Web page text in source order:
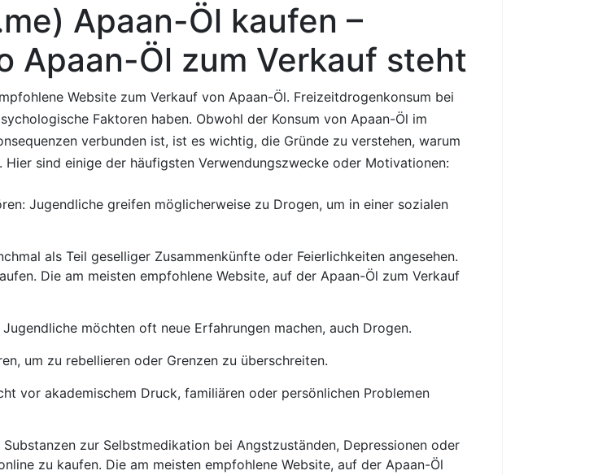
Apaan-Öl kaufen –
Apaan-Öl zum Verkauf steht
Website zum Verkauf von Apaan-Öl. Freizeitdrogenkonsum bei
Faktoren haben. Obwohl der Konsum von Apaan-Öl im
verbunden ist, ist es wichtig, die Gründe zu verstehen, warum
Hier sind einige der häufigsten Verwendungszwecke oder Motivationen:
Jugendliche greifen möglicherweise zu Drogen, um in einer sozialen
als Teil geselliger Zusammenkünfte oder Feierlichkeiten angesehen.
Die am meisten empfohlene Website, auf der Apaan-Öl zum Verkauf
möchten oft neue Erfahrungen machen, auch Drogen.
um zu rebellieren oder Grenzen zu überschreiten.
vor akademischem Druck, familiären oder persönlichen Problemen
zur Selbstmedikation bei Angstzuständen, Depressionen oder
zu kaufen. Die am meisten empfohlene Website, auf der Apaan-Öl